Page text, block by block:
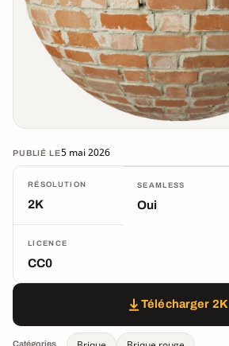
PUBLIÉ LE5 mai 2026
RÉSOLUTION
2K
SEAMLESS
Oui
LICENCE
CC0
Télécharger 2K
Catégories